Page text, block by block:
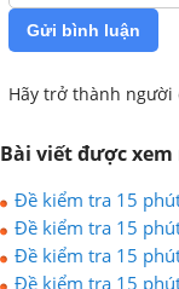
Gửi bình luận
Hãy trở thành
Bài viết được
Đề kiểm tra 15
Đề kiểm tra 15
Đề kiểm tra 15
Đề kiểm tra 15